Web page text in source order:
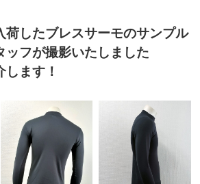
荷したブレスサーモのサンプル
ッフが撮影いたしました
ます！